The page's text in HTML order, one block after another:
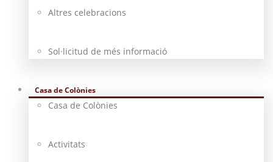
Altres celebracions
Sol·licitud de més informació
Casa de Colònies
Casa de Colònies
Activitats